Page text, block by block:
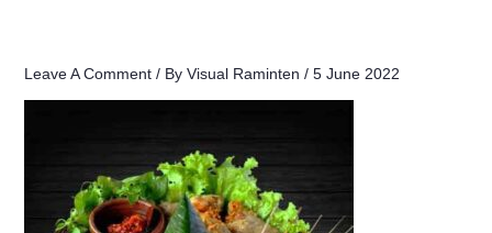
Leave A Comment / By Visual Raminten / 5 June 2022